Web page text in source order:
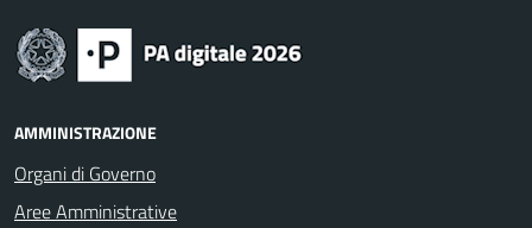
AMMINISTRAZIONE
Organi di Governo
Aree Amministrative